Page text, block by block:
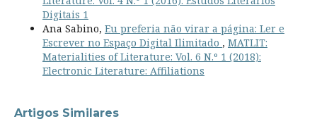
Digitais 1
Ana Sabino, Eu preferia não virar a página: Ler e
Escrever no Espaço Digital Ilimitado , MATLIT:
Materialities of Literature: Vol. 6 N.º 1 (2018):
Electronic Literature: Affiliations
Artigos Similares